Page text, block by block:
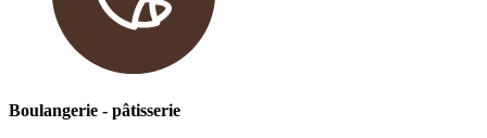
Boulangerie - pâtisserie